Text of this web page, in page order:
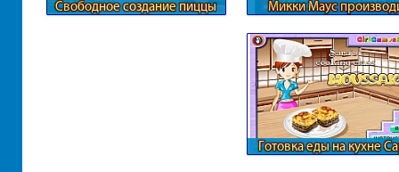
Свободное создание пиццы
Микки Маус
Готовка еды на кухне